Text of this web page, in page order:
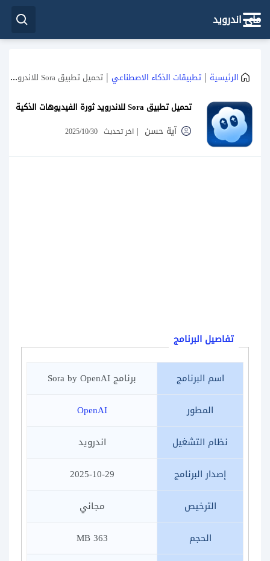
ماي اندرويد
الرئيسية | تطبيقات الذكاء الاصطناعي | تحميل تطبيق Sora للاندرويد ثورة الفيديوهات الذكية
تحميل تطبيق Sora للاندرويد ثورة الفيديوهات الذكية
آية حسن | اخر تحديث 2025/10/30
تفاصيل البرنامج
اسم البرنامج
برنامج Sora by OpenAI
المطور
OpenAI
نظام التشغيل
اندرويد
إصدار البرنامج
2025-10-29
الترخيص
مجاني
الحجم
363 MB